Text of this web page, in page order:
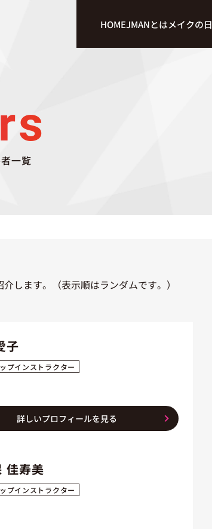
HOMEJMANとはメイクの日
一覧
します。（表示順はランダムです。）
子
プインストラクター
詳しいプロフィールを見る
佳寿美
プインストラクター